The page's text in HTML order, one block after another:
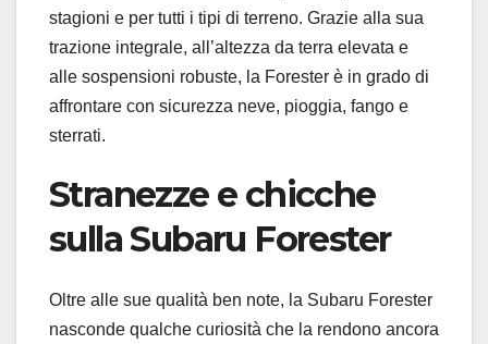
stagioni e per tutti i tipi di terreno. Grazie alla sua
trazione integrale, all’altezza da terra elevata e
alle sospensioni robuste, la Forester è in grado di
affrontare con sicurezza neve, pioggia, fango e
sterrati.
Stranezze e chicche
sulla Subaru Forester
Oltre alle sue qualità ben note, la Subaru Forester
nasconde qualche curiosità che la rendono ancora